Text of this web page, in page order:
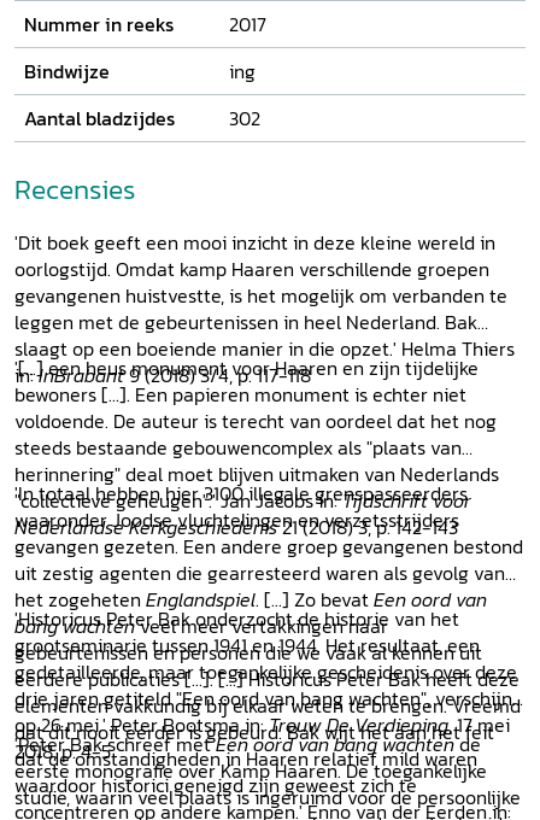
Nummer in reeks
2017
Bindwijze
ing
Aantal bladzijdes
302
Recensies
'Dit boek geeft een mooi inzicht in deze kleine wereld in
oorlogstijd. Omdat kamp Haaren verschillende groepen
gevangenen huistvestte, is het mogelijk om verbanden te
leggen met de gebeurtenissen in heel Nederland. Bak
slaagt op een boeiende manier in die opzet.' Helma Thiers
in:InBrabant9 (2018) 3/4, p. 117-118
'[...] een heus monument voor Haaren en zijn tijdelijke
bewoners [...]. Een papieren monument is echter niet
voldoende. De auteur is terecht van oordeel dat het nog
steeds bestaande gebouwencomplex als "plaats van
herinnering" deal moet blijven uitmaken van Nederlands
"collectieve geheugen".' Jan Jacobs in:Tijdschrift voor
Nederlandse Kerkgeschiedenis21 (2018) 3, p. 142-143
'In totaal hebben hier 3100 illegale grenspasseerders
waaronder Joodse vluchtelingen en verzetsstrijders
gevangen gezeten. Een andere groep gevangenen bestond
uit zestig agenten die gearresteerd waren als gevolg van
het zogeheten Englandspiel. [...] Zo bevatEen oord van
bang wachtenveel meer vertakkingen naar
gebeurtenissen en personen die we vaak al kennen uit
eerdere publicaties [...]. [...] Historicus Peter Bak heeft deze
elementen vakkundig bij elkaar weten te brengen. Vreemd
dat dit nooit eerder is gebeurd. Bak wijt het aan het feit
dat de omstandigheden in Haaren relatief mild waren
waardoor historici geneigd zijn geweest zich te
concentreren op andere kampen.' Enno van der Eerden in:
'Historicus Peter Bak onderzocht de historie van het
grootseminarie tussen 1941 en 1944. Het resultaat, een
gedetailleerde, maar toegankelijke gescheidenis over deze
drie jaren getiteld "Een oord van bang wachten", verschijnt
op 26 mei.' Peter Bootsma in:Trouw De Verdieping, 17 mei
2018, p. 4-5
'Peter Bak schreef metEen oord van bang wachtende
eerste monografie over Kamp Haaren. De toegankelijke
studie, waarin veel plaats is ingeruimd voor de persoonlijke